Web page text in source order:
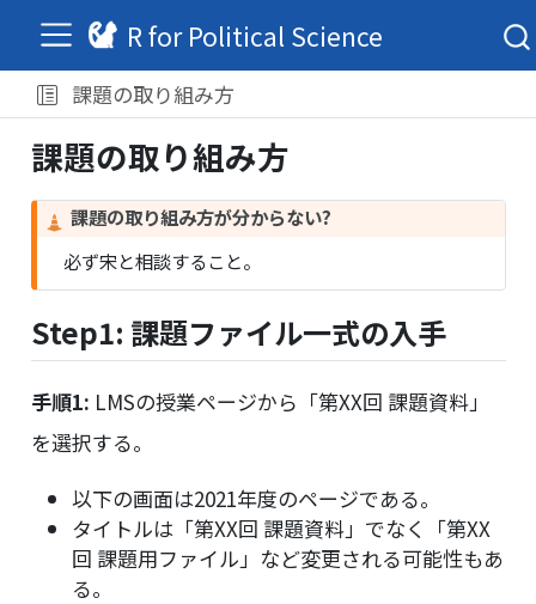
R for Political Science
課題の取り組み方
課題の取り組み方
C
u
t
o
課題の取り組み方が分からない?
必ず宋と相談すること。
Step1: 課題ファイル一式の入手
手順1: LMSの授業ページから「第XX回 課題資料」
を選択する。
以下の画面は2021年度のページである。
タイトルは「第XX回 課題資料」でなく「第XX
回 課題用ファイル」など変更される可能性もあ
る。